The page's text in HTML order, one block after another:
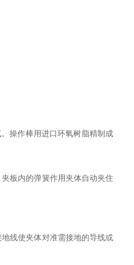
操作棒用进口环氧树脂精制成
板内的弹簧作用夹体自动夹住
线使夹体对准需接地的导线或